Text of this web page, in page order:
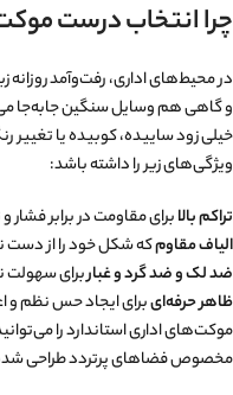
چرا انتخاب درست
در محیط‌های اداری، رفت‌وآمد
و گاهی هم وسایل سنگین جابه‌جا
خیلی زود ساییده، کوبیده یا
ویژگی‌های زیر را داشته باشد:
تراکم بالابرای مقاومت در برابر فشار
الیاف مقاومکه شکل خود را از دست
ضد لک و ضد گرد و غباربرای سهولت
ظاهر حرفه‌ایبرای ایجاد حس نظم و
موکت‌های اداری استاندارد را
مخصوص فضاهای پرتردد طراحی